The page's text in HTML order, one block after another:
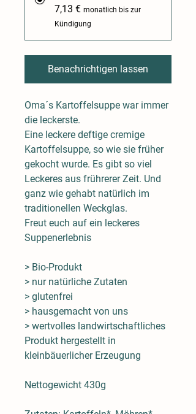
7,13 € monatlich bis zur
Kündigung
Benachrichtigen lassen
Oma´s Kartoffelsuppe war immer
die leckerste.
Eine leckere deftige cremige
Kartoffelsuppe, so wie sie früher
gekocht wurde. Es gibt so viel
Leckeres aus frührerer Zeit. Und
ganz wie gehabt natürlich im
traditionellen Weckglas.
Freut euch auf ein leckeres
Suppenerlebnis
> Bio-Produkt
> nur natürliche Zutaten
> glutenfrei
> hausgemacht von uns
> wertvolles landwirtschaftliches
Produkt hergestellt in
kleinbäuerlicher Erzeugung
Nettogewicht 430g